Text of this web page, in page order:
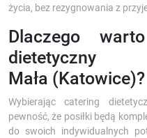
życia, bez rezygnowania z
Dlaczego
Mała (Katowice)?
Wybierając catering
pewność, że posiłki będą
do swoich indywidualnych